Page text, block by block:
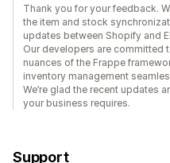
Thank you for your feedback.
the item and stock
updates between Shopify and
Our developers are committed
nuances of the Frappe
inventory management
We’re glad the recent updates
your business requires.
Support